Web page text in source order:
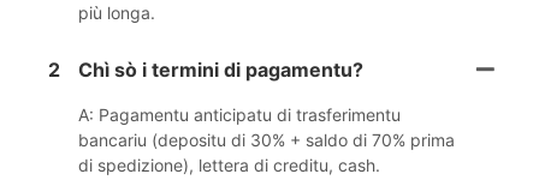
più longa.
2 Chì sò i termini di pagamentu?
A: Pagamentu anticipatu di trasferimentu
bancariu (depositu di 30% + saldo di 70% prima
di spedizione), lettera di creditu, cash.